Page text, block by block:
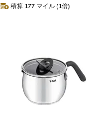
積算 177 マイル (1倍)